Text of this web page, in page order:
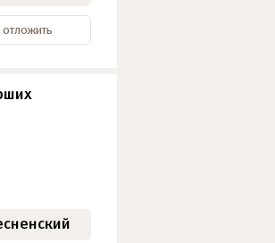
отложить